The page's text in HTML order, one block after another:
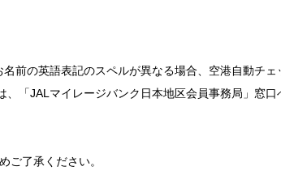
前の英語表記のスペルが異なる場合、空港自動チェ
「JALマイレージバンク日本地区会員事務局」窓口
ご了承ください。